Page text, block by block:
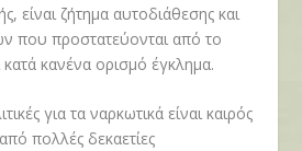
είναι ζήτημα αυτοδιάθεσης και
που προστατεύονται από το
κανένα ορισμό έγκλημα.
για τα ναρκωτικά είναι καιρός
πολλές δεκαετίες